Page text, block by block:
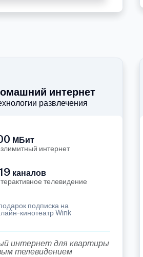
интернет
развлечения
МБит
интернет
каналов
телевидение
подписка на
кинотеатр Wink
интернет для квартиры
телевидением